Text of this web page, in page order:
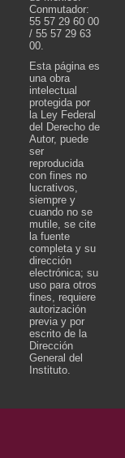
Conmutador:
55 57 29 60 00
/ 55 57 29 63
00.
Esta página es
una obra
intelectual
protegida por
la Ley Federal
del Derecho de
Autor, puede
ser
reproducida
con fines no
lucrativos,
siempre y
cuando no se
mutile, se cite
la fuente
completa y su
dirección
electrónica; su
uso para otros
fines, requiere
autorización
previa y por
escrito de la
Dirección
General del
Instituto.